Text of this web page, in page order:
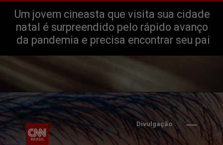
Um jovem cineasta que visita sua cidade
natal é surpreendido pelo rápido avanço
da pandemia e precisa encontrar seu pai
Divulgação